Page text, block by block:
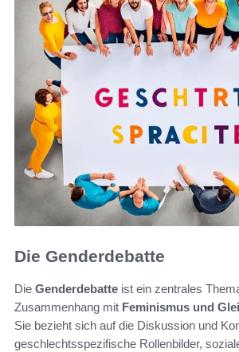
Die Genderdebatte
Die Genderdebatte ist ein zentrales
Zusammenhang mit Feminismus und
Sie bezieht sich auf die Diskussion und
geschlechtsspezifische Rollenbilder,